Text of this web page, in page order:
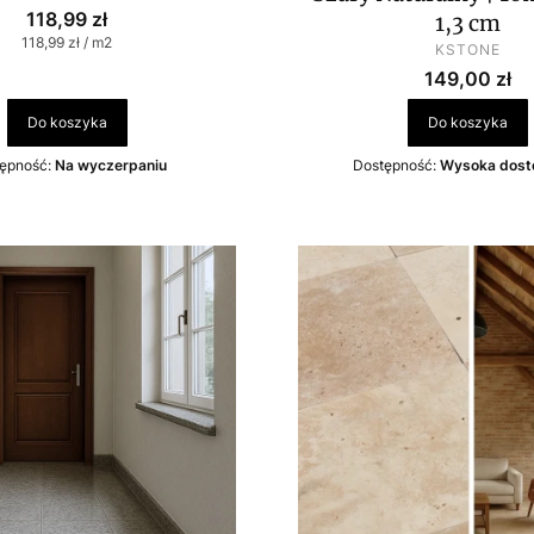
Cena
118,99 zł
Cena jednostkowa
118,99 zł / m2
Do koszyka
Na wyczerpaniu
1,3 cm
PRODUCENT
KSTONE
Cena
149,00 zł
Do koszyka
Dostępność: Wysoka